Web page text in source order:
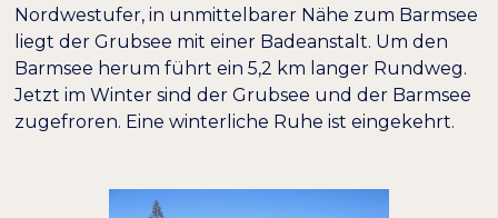
Bildschirmleser Lesemodus
Inhaltsskalierung 100% − +
Nordwestufer, in unmittelbarer Nähe zum Barmsee
liegt der Grubsee mit einer Badeanstalt. Um den
Barmsee herum führt ein 5,2 km langer Rundweg.
Jetzt im Winter sind der Grubsee und der Barmsee
zugefroren. Eine winterliche Ruhe ist eingekehrt.